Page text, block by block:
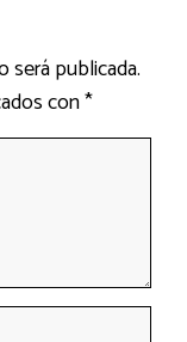
será publicada.
con*